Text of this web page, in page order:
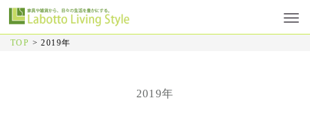
TOP >2019年
2019年